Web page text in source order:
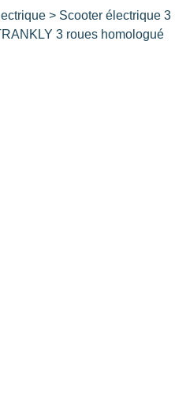
> Scooter électrique 3
3 roues homologué